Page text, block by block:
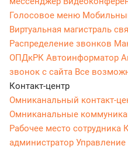
Голосовое меню
Виртуальная магистраль
Распределение звонков
ОПДкРК Автоинформатор
звонок с сайта Все
Контакт-центр
Омниканальный контакт-
Омниканальные
Рабочее место сотрудника
администратор